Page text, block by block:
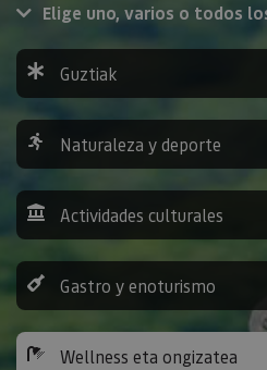
Elige uno, varios o todos
Guztiak
Naturaleza y deporte
Actividades culturales
Gastro y enoturismo
Wellness eta ongizatea